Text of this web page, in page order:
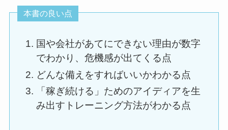
本書の良い点
国や会社があてにできない理由が数字
でわかり、危機感が出てくる点
どんな備えをすればいいかわかる点
「稼ぎ続ける」ためのアイディアを生
み出すトレーニング方法がわかる点